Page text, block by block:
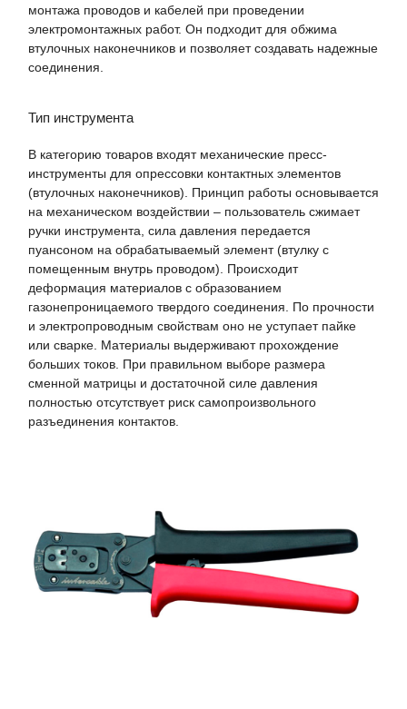
монтажа проводов и кабелей при проведении
электромонтажных работ. Он подходит для обжима
втулочных наконечников и позволяет создавать надежные
соединения.
Тип инструмента
В категорию товаров входят механические пресс-
инструменты для опрессовки контактных элементов
(втулочных наконечников). Принцип работы основывается
на механическом воздействии – пользователь сжимает
ручки инструмента, сила давления передается
пуансоном на обрабатываемый элемент (втулку с
помещенным внутрь проводом). Происходит
деформация материалов с образованием
газонепроницаемого твердого соединения. По прочности
и электропроводным свойствам оно не уступает пайке
или сварке. Материалы выдерживают прохождение
больших токов. При правильном выборе размера
сменной матрицы и достаточной силе давления
полностью отсутствует риск самопроизвольного
разъединения контактов.